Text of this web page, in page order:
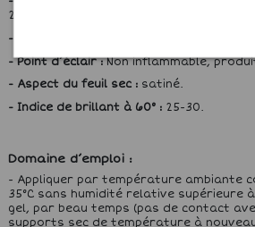
2,0 %.
- Masse volumique :
- Point d’éclair :Non inflammable,
- Aspect du feuil sec : satiné.
- Indice de brillant à 60° : 25-30.
Domaine d’emploi :
- Appliquer par température ambiante
35°C sans humidité relative supérieure
gel, par beau temps (pas de contact
supports sec de température à